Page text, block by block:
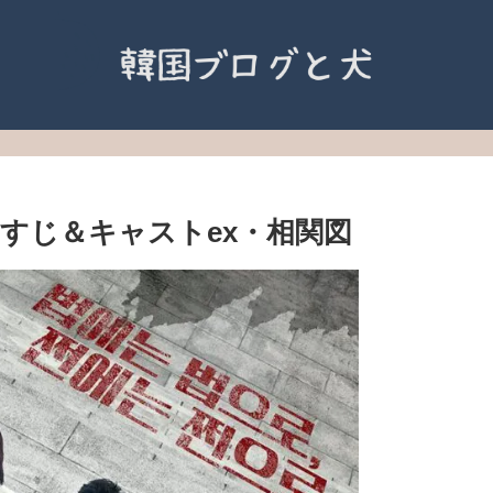
じ＆キャストex・相関図